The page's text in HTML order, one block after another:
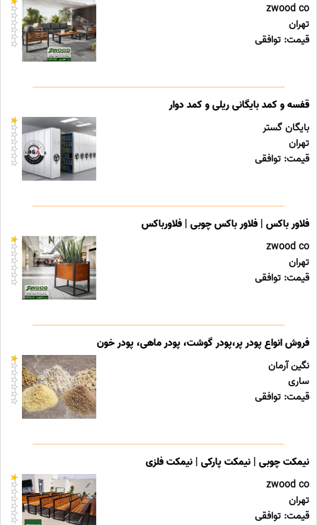
zwood co
تهران
قیمت: توافقی
قفسه و کمد بایگانی ریلی و کمد دوار
بایگان گستر
تهران
قیمت: توافقی
فلاور باکس | فلاور باکس چوبی | فلاورباکس
zwood co
تهران
قیمت: توافقی
فروش انواع پودر پر،پودر گوشت، پودر ماهی، پودر خون
نگین آرمان
ساری
قیمت: توافقی
نیمکت چوبی | نیمکت پارکی | نیمکت فلزی
zwood co
تهران
قیمت: توافقی